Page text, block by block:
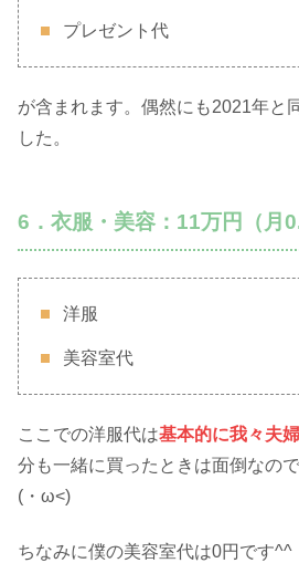
プレゼント代
が含まれます。偶然にも2021年と
した。
6．衣服・美容：11万円（月
洋服
美容室代
ここでの洋服代は基本的に我々夫
分も一緒に買ったときは面倒なの
(・ω<)
ちなみに僕の美容室代は0円です^^